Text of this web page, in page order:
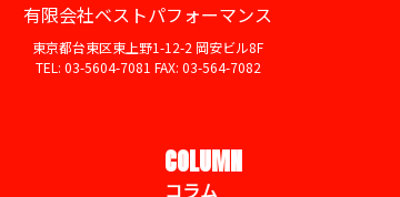
有限会社ベストパフォーマンス
東京都台東区東上野1-12-2 岡安ビル8F
TEL: 03-5604-7081 FAX: 03-564-7082
COLUMN
コラム